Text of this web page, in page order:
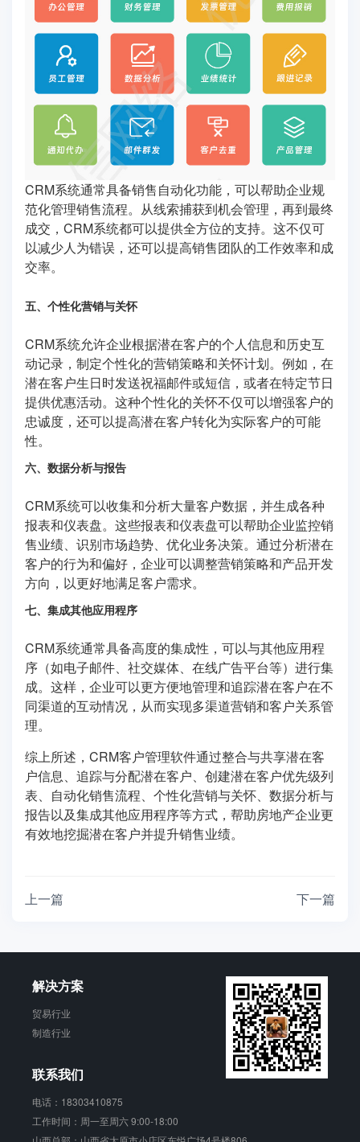
CRM系统通常具备销售自动化功能，可以帮助企业规
范化管理销售流程。从线索捕获到机会管理，再到最终
成交，CRM系统都可以提供全方位的支持。这不仅可
以减少人为错误，还可以提高销售团队的工作效率和成
交率。
五、个性化营销与关怀
CRM系统允许企业根据潜在客户的个人信息和历史互
动记录，制定个性化的营销策略和关怀计划。例如，在
潜在客户生日时发送祝福邮件或短信，或者在特定节日
提供优惠活动。这种个性化的关怀不仅可以增强客户的
忠诚度，还可以提高潜在客户转化为实际客户的可能
性。
六、数据分析与报告
CRM系统可以收集和分析大量客户数据，并生成各种
报表和仪表盘。这些报表和仪表盘可以帮助企业监控销
售业绩、识别市场趋势、优化业务决策。通过分析潜在
客户的行为和偏好，企业可以调整营销策略和产品开发
方向，以更好地满足客户需求。
七、集成其他应用程序
CRM系统通常具备高度的集成性，可以与其他应用程
序（如电子邮件、社交媒体、在线广告平台等）进行集
成。这样，企业可以更方便地管理和追踪潜在客户在不
同渠道的互动情况，从而实现多渠道营销和客户关系管
理。
综上所述，CRM客户管理软件通过整合与共享潜在客
户信息、追踪与分配潜在客户、创建潜在客户优先级列
表、自动化销售流程、个性化营销与关怀、数据分析与
报告以及集成其他应用程序等方式，帮助房地产企业更
有效地挖掘潜在客户并提升销售业绩。
上一篇 下一篇
解决方案
贸易行业
制造行业
联系我们
电话：18303410875
工作时间：周一至周六 9:00-18:00